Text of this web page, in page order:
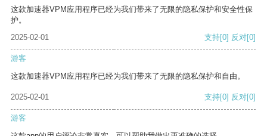
这款加速器VPM应用程序已经为我们带来了无限的隐私保护和安全性保
护。
2025-02-01
支持[0] 反对[0]
游客
这款加速器VPM应用程序已经为我们带来了无限的隐私保护和自由。
2025-02-01 支持[0] 反对[0]
游客